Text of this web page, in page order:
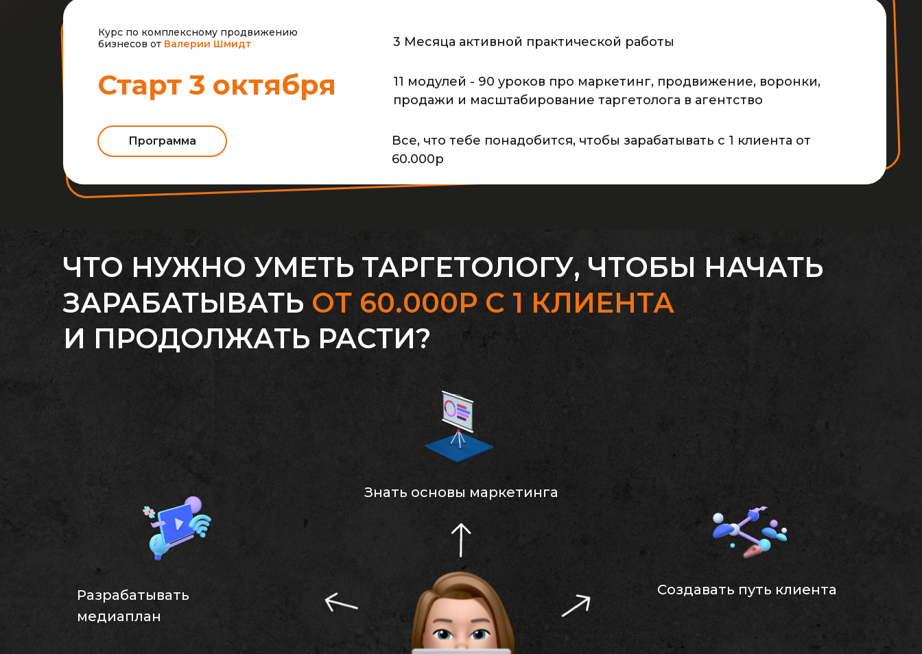
Старт 3 октября
3 Месяца активной практической работы
11 модулей - 90 уроков про маркетинг, продвижение, воронки,
продажи и масштабирование таргетолога в агентство
Все, что тебе понадобится, чтобы зарабатывать с 1 клиента от
60.000р
Курс по комплексному продвижению
бизнесов от Валерии Шмидт
Программа
Разрабатывать
медиаплан
Знать основы маркетинга
Создавать путь клиента
ЧТО НУЖНО УМЕТЬ ТАРГЕТОЛОГУ, ЧТОБЫ НАЧАТЬ
ЗАРАБАТЫВАТЬ ОТ 60.000Р С 1 КЛИЕНТА
И ПРОДОЛЖАТЬ РАСТИ?